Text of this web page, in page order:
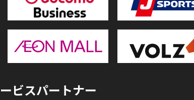
ビスパートナー